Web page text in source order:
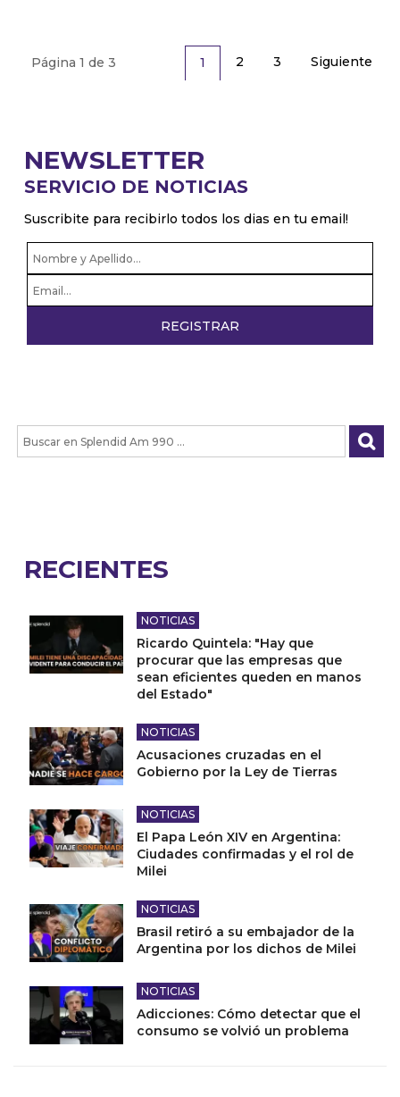
1 2 3 Siguiente
Página 1 de 3
NEWSLETTER
SERVICIO DE NOTICIAS
Suscribite para recibirlo todos los dias en tu email!
RECIENTES
NOTICIAS
Ricardo Quintela: "Hay que
procurar que las empresas que
sean eficientes queden en manos
del Estado"
NOTICIAS
Acusaciones cruzadas en el
Gobierno por la Ley de Tierras
NOTICIAS
El Papa León XIV en Argentina:
Ciudades confirmadas y el rol de
Milei
NOTICIAS
Brasil retiró a su embajador de la
Argentina por los dichos de Milei
NOTICIAS
Adicciones: Cómo detectar que el
consumo se volvió un problema